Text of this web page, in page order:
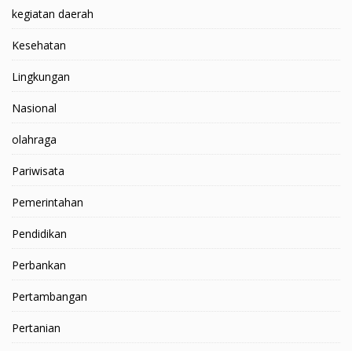
kegiatan daerah
Kesehatan
Lingkungan
Nasional
olahraga
Pariwisata
Pemerintahan
Pendidikan
Perbankan
Pertambangan
Pertanian